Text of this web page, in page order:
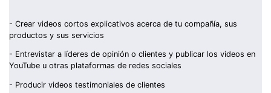
- Crear videos cortos explicativos acerca de tu compañía, sus
productos y sus servicios
- Entrevistar a líderes de opinión o clientes y publicar los videos en
YouTube u otras plataformas de redes sociales
- Producir videos testimoniales de clientes